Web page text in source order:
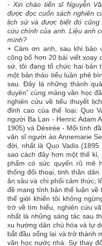
- Xin chào tiến sĩ Nguyễn
được đọc cuốn sách nghiên
lịch sử và được biết đó
cứu chính của anh. Liệu anh
mình?
+ Cảm ơn anh, sau khi bảo
công bố hơn 20 bài viết xoay
sử, tôi đang tổ chức hai bản
một bản thảo tiểu luận phê
sau. Đây là những thành
duyên” cùng mảng văn học
nghiên cứu về tiểu thuyết
đỉnh cao của thể loại: Quo
người Ba Lan - Henric Adam
1905) và Désirée - Mối tình
văn sĩ người áo Annemarie
đời, nhất là Quo Vadis
sao cách đây hơn một thế
phẩm có sức quyến rũ mê
thống đối thoại, tinh thần
ăn sâu và chi phối cảm thức,
đề mang tính bản thể luận về
thế giới khiến tôi không
trở về tìm hiểu, nghiên cứu
nhất là những sáng tác sau
xu hướng dân chủ hóa và tự
bắt đầu sống lại và trở thành
văn học nước nhà. Sự thay